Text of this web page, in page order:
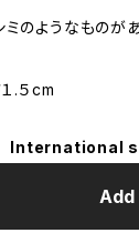
のようなものがあ
.５cm
International